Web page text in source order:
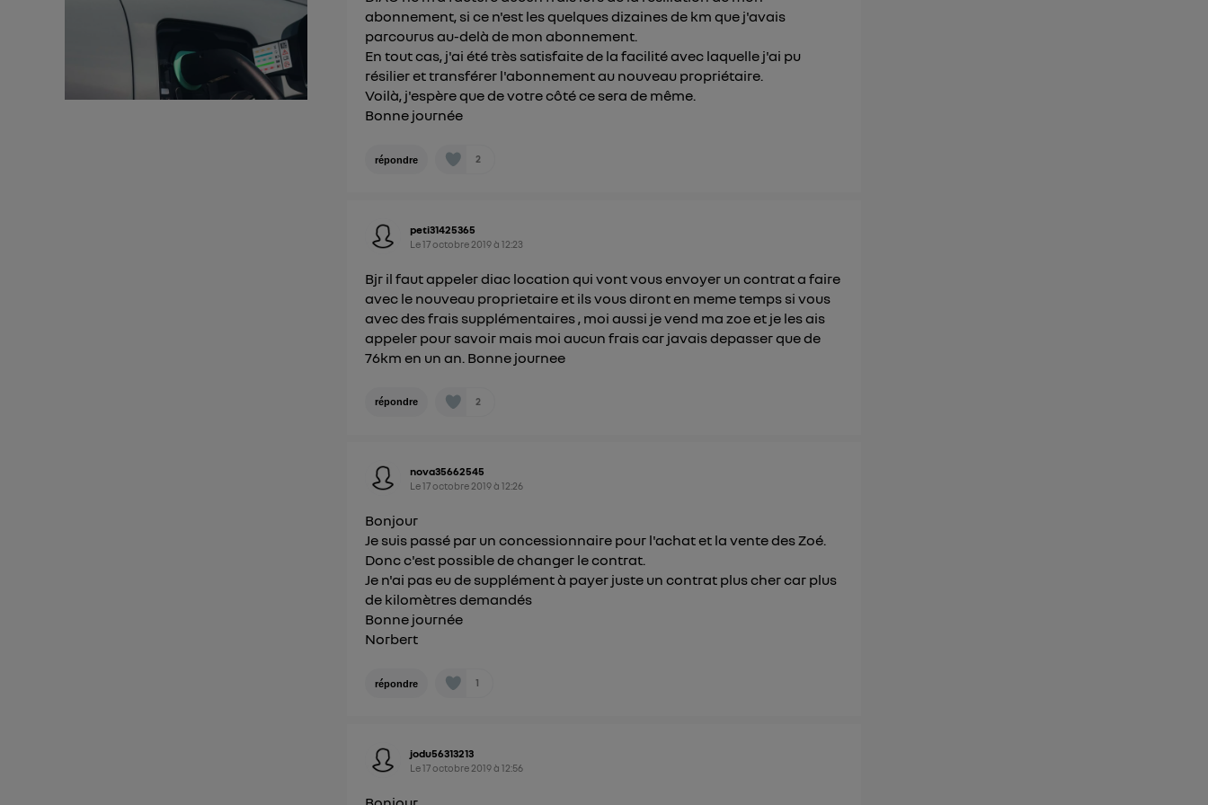
abonnement, si ce n'est les quelques dizaines de km que j'avais
parcourus au-delà de mon abonnement.
En tout cas, j'ai été très satisfaite de la facilité avec laquelle j'ai pu
résilier et transférer l'abonnement au nouveau propriétaire.
Voilà, j'espère que de votre côté ce sera de même.
Bonne journée
répondre 2
peti31425365
Le17 octobre 2019à12:23
Bjr il faut appeler diac location qui vont vous envoyer un contrat a faire
avec le nouveau proprietaire et ils vous diront en meme temps si vous
avec des frais supplémentaires , moi aussi je vend ma zoe et je les ais
appeler pour savoir mais moi aucun frais car javais depasser que de
76km en un an. Bonne journee
répondre 2
nova35662545
Le17 octobre 2019à12:26
Bonjour
Je suis passé par un concessionnaire pour l'achat et la vente des Zoé.
Donc c'est possible de changer le contrat.
Je n'ai pas eu de supplément à payer juste un contrat plus cher car plus
de kilomètres demandés
Bonne journée
Norbert
répondre 1
jodu56313213
Le17 octobre 2019à12:56
d'informations, veuillez consulterla Politique d'information sur les données
personnelles d'Utiq